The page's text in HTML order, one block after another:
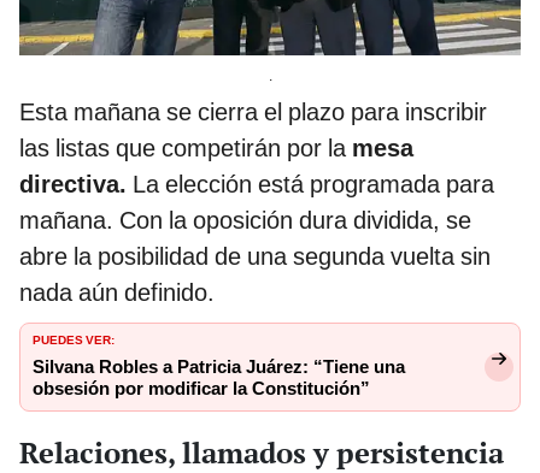
.
Esta mañana se cierra el plazo para inscribir
las listas que competirán por la mesa
directiva. La elección está programada para
mañana. Con la oposición dura dividida, se
abre la posibilidad de una segunda vuelta sin
nada aún definido.
PUEDES VER:
Silvana Robles a Patricia Juárez: “Tiene una
obsesión por modificar la Constitución”
Relaciones, llamados y persistencia